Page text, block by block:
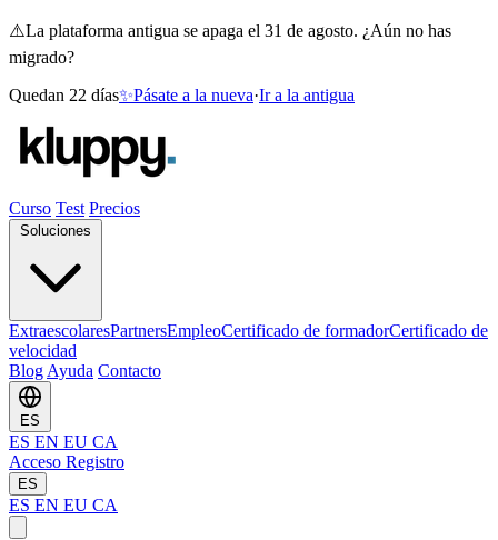
⚠️La plataforma antigua se apaga el 31 de agosto. ¿Aún no has
migrado?
Quedan 22 días✨Pásate a la nueva·Ir a la antigua
Curso Test Precios
ExtraescolaresPartnersEmpleoCertificado de formadorCertificado de
velocidad
Blog Ayuda Contacto
ES
ES EN EU CA
Acceso Registro
ES
ES EN EU CA